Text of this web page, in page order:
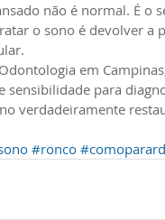
não é normal. É o
o sono é devolver a
em
sensibilidade para
verdadeiramente
#ronco